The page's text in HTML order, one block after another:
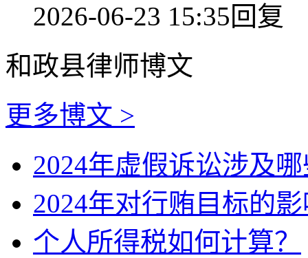
2026-06-23 15:35回复
和政县律师博文
更多博文 >
2024年虚假诉讼涉及
2024年对行贿目标的
个人所得税如何计算？